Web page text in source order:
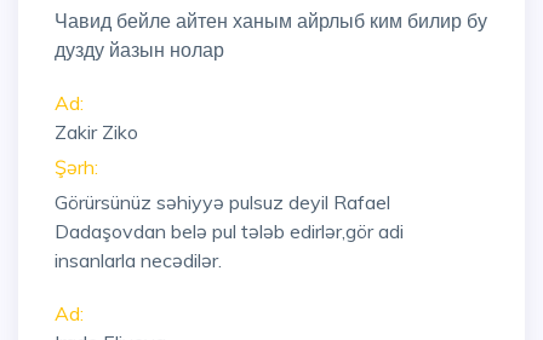
Чавид бейле айтен ханым айрлыб ким билир бу
дузду йазын нолар
Ad:
Zakir Ziko
Şərh:
Görürsünüz səhiyyə pulsuz deyil Rafael
Dadaşovdan belə pul tələb edirlər,gör adi
insanlarla necədilər.
Ad: